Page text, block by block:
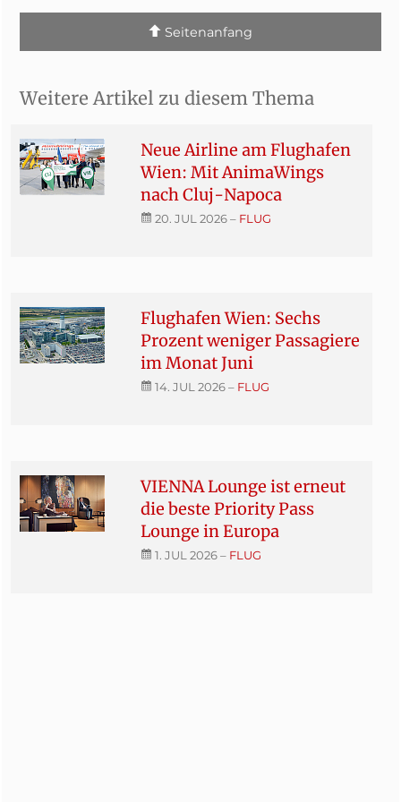
Seitenanfang
Weitere Artikel zu diesem Thema
Neue Airline am Flughafen
Wien: Mit AnimaWings
nach Cluj-Napoca
20. JUL 2026– FLUG
Flughafen Wien: Sechs
Prozent weniger Passagiere
im Monat Juni
14. JUL 2026– FLUG
VIENNA Lounge ist erneut
die beste Priority Pass
Lounge in Europa
1. JUL 2026– FLUG